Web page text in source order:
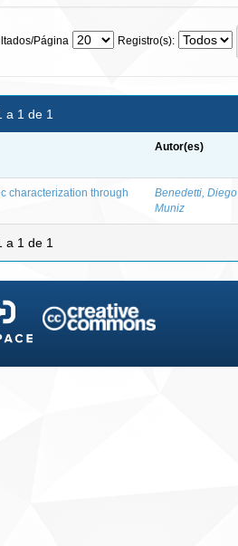
Página Registro(s):
a 1 de 1
Autor(es)
characterization through
Benedetti, Diego
Muniz
a 1 de 1